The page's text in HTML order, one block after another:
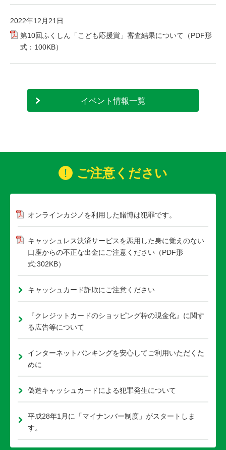
2022年12月21日
第10回ふくしん「こども応援賞」審査結果について（PDF形
式：100KB）
イベント情報一覧
ご注意ください
オンラインカジノを利用した賭博は犯罪です。
キャッシュレス決済サービスを悪用した身に覚えのない
口座からの不正な出金にご注意ください（PDF形
式:302KB）
キャッシュカード詐欺にご注意ください
『クレジットカードのショッピング枠の現金化』に関す
る広告等について
インターネットバンキングを安心してご利用いただくた
めに
偽造キャッシュカードによる犯罪発生について
平成28年1月に「マイナンバー制度」がスタートしま
す。